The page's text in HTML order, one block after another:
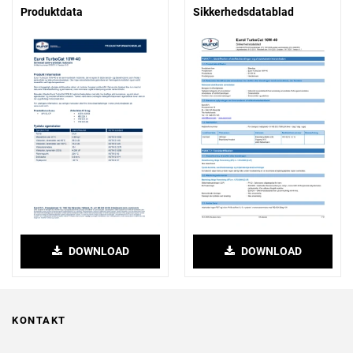
Produktdata
DOWNLOAD
Sikkerhedsdatablad
DOWNLOAD
KONTAKT